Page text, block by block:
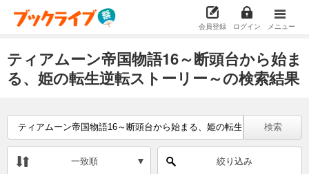
会員登録 ログイン メニュー
ティアムーン帝国物語16～断頭台から始ま
る、姫の転生逆転ストーリー～の検索結果
検索
一致順 絞り込み